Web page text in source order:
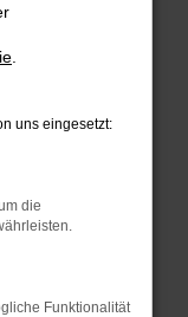
deine
Beispiel
Seiten
in einem
privaten
uns eingesetzt:
die
Funktionalität